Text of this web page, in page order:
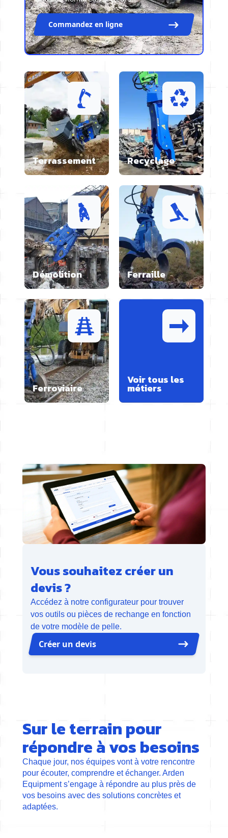
Commandez en ligne
Terrassement Recyclage
Démolition Ferraille
Ferroviaire
Voir tous les
métiers
Vous souhaitez créer un
devis ?
Accédez à notre configurateur pour trouver
vos outils ou pièces de rechange en fonction
de votre modèle de pelle.
Créer un devis
Sur le terrain pour
répondre à vos besoins
Chaque jour, nos équipes vont à votre rencontre
pour écouter, comprendre et échanger. Arden
Equipment s’engage à répondre au plus près de
vos besoins avec des solutions concrètes et
adaptées.